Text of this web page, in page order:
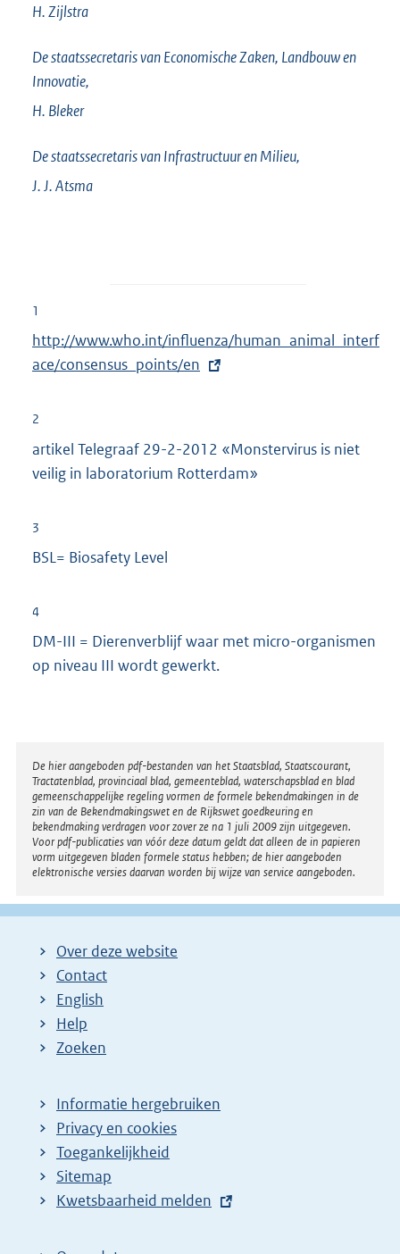
H.Zijlstra
De staatssecretaris van Economische Zaken, Landbouw en
Innovatie,
H. Bleker
De staatssecretaris van Infrastructuur en Milieu,
J. J.Atsma
1
E
x
e
n
e
i
n
:
http://www.who.int/influenza/human_animal_interf
ace/consensus_points/en
2
artikel Telegraaf 29-2-2012 «Monstervirus is niet
veilig in laboratorium Rotterdam»
3
BSL= Biosafety Level
4
DM-III = Dierenverblijf waar met micro-organismen
op niveau III wordt gewerkt.
Disclaimer
De hier aangeboden pdf-bestanden van het Staatsblad, Staatscourant,
Tractatenblad, provinciaal blad, gemeenteblad, waterschapsblad en blad
gemeenschappelijke regeling vormen de formele bekendmakingen in de
zin van de Bekendmakingswet en de Rijkswet goedkeuring en
bekendmaking verdragen voor zover ze na 1 juli 2009 zijn uitgegeven.
Voor pdf-publicaties van vóór deze datum geldt dat alleen de in papieren
vorm uitgegeven bladen formele status hebben; de hier aangeboden
elektronische versies daarvan worden bij wijze van service aangeboden.
Over deze website
Contact
English
Help
Zoeken
Informatie hergebruiken
Privacy en cookies
Toegankelijkheid
Sitemap
E
t
Kwetsbaarheid melden